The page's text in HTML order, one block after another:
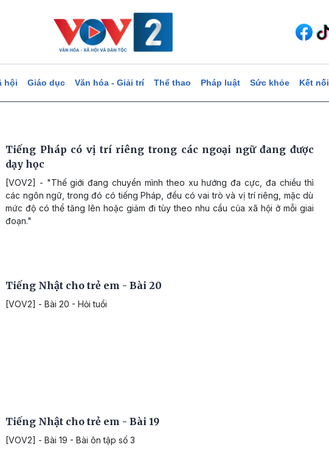
hội Giáo dục Văn hóa - Giải trí Thể thao Pháp luật Sức khỏe Kết nối
Tiếng Pháp có vị trí riêng trong các ngoại ngữ đang được
dạy học
[VOV2] - "Thế giới đang chuyển mình theo xu hướng đa cực, đa chiều thì
các ngôn ngữ, trong đó có tiếng Pháp, đều có vai trò và vị trí riêng, mặc dù
mức độ có thể tăng lên hoặc giảm đi tùy theo nhu cầu của xã hội ở mỗi giai
đoạn."
Tiếng Nhật cho trẻ em - Bài 20
[VOV2] - Bài 20 - Hỏi tuổi
Tiếng Nhật cho trẻ em - Bài 19
[VOV2] - Bài 19 - Bài ôn tập số 3